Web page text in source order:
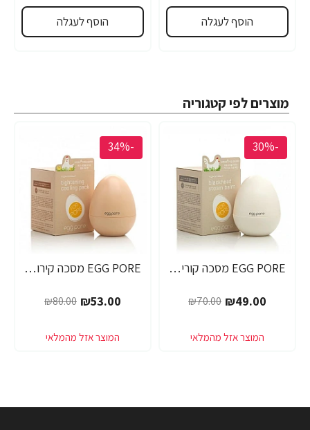
הוסף לעגלה הוסף לעגלה
מוצרים לפי קטגוריה
-30%
EGG PORE מסכה קוריאנית לניקוי ראשים שחורים 30 גרם - מבית Tony Moly
₪49.00
₪70.00
-34%
EGG PORE מסכה קירור לכיווץ נקבוביות 30 גרם - מבית Tony Moly
₪53.00
₪80.00